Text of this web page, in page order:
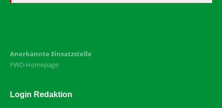
Anerkannte Einsatzstelle
FWD-Homepage
Login Redaktion